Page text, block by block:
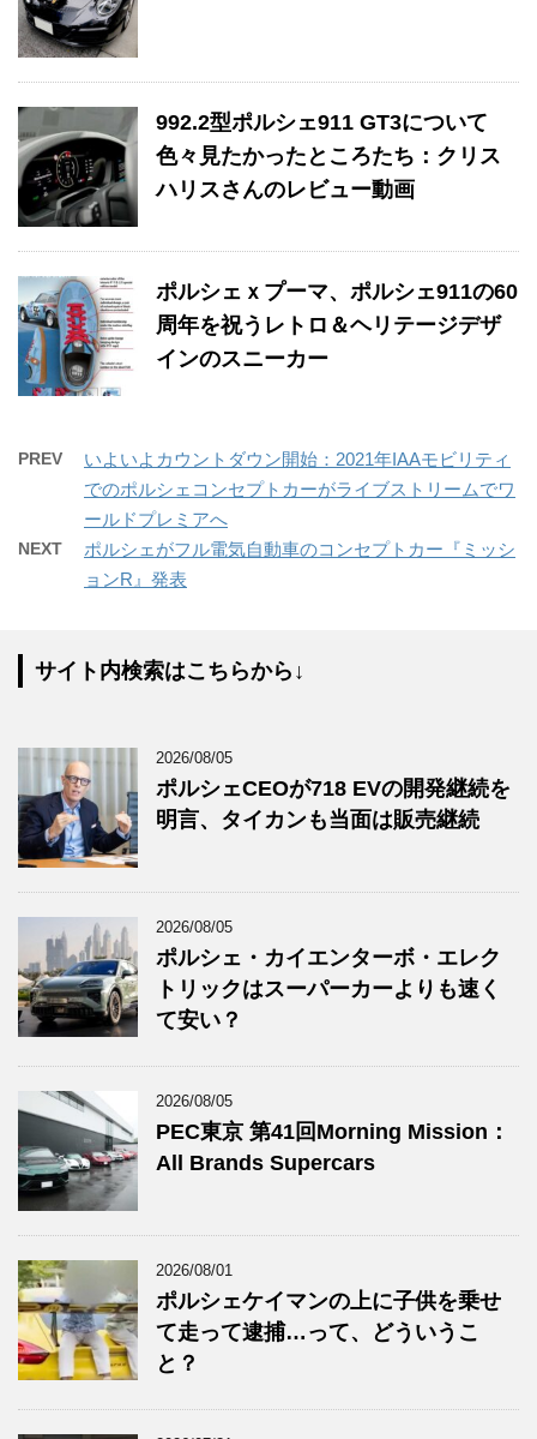
992.2型ポルシェ911 GT3について
色々見たかったところたち：クリス
ハリスさんのレビュー動画
ポルシェｘプーマ、ポルシェ911の60
周年を祝うレトロ＆ヘリテージデザ
インのスニーカー
PREV
いよいよカウントダウン開始：2021年IAAモビリティ
でのポルシェコンセプトカーがライブストリームでワ
ールドプレミアへ
NEXT
ポルシェがフル電気自動車のコンセプトカー『ミッシ
ョンR』発表
サイト内検索はこちらから↓
2026/08/05
ポルシェCEOが718 EVの開発継続を
明言、タイカンも当面は販売継続
2026/08/05
ポルシェ・カイエンターボ・エレク
トリックはスーパーカーよりも速く
て安い？
2026/08/05
PEC東京 第41回Morning Mission：
All Brands Supercars
2026/08/01
ポルシェケイマンの上に子供を乗せ
て走って逮捕…って、どういうこ
と？